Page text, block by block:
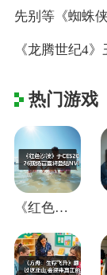
《龙腾世纪4
热门游戏
《红色沙漠》于CES2026现场官宣将登